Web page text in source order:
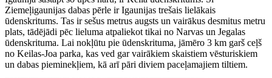
Ziemeļigaunijas dabas pērle ir Igaunijas trešais lielākais
ūdenskritums. Tas ir sešus metrus augsts un vairākus desmitus metru
plats, tādējādi pēc lieluma atpaliekot tikai no Narvas un Jegalas
ūdenskrituma. Lai nokļūtu pie ūdenskrituma, jāmēro 3 km garš ceļš
no Keilas-Joa parka, kas ved gar vairākiem skaistiem vēsturiskiem
un dabas pieminekļiem, kā arī pāri diviem paceļamajiem tiltiem.